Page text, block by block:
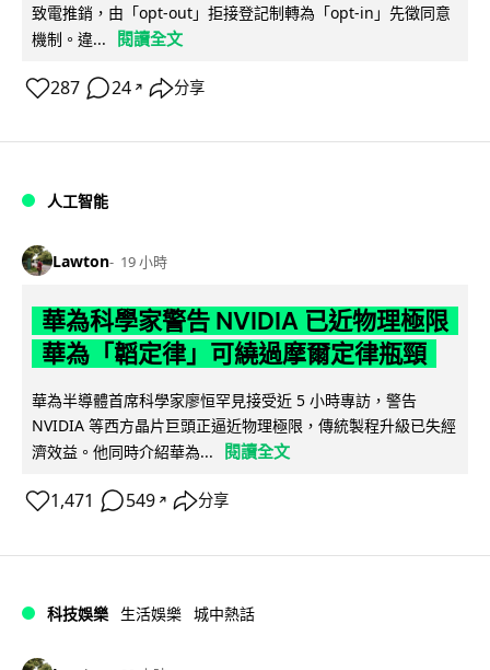
致電推銷，由「opt-out」拒接登記制轉為「opt-in」先徵同意
機制。違...
閱讀全文
287 24 ↗ 分享
人工智能
Lawton 19 小時
華為科學家警告 NVIDIA 已近物理極限
華為「韜定律」可繞過摩爾定律瓶頸
華為半導體首席科學家廖恒罕見接受近 5 小時專訪，警告
NVIDIA 等西方晶片巨頭正逼近物理極限，傳統製程升級已失經
濟效益。他同時介紹華為...
閱讀全文
1,471 549 ↗ 分享
科技娛樂 生活娛樂 城中熱話